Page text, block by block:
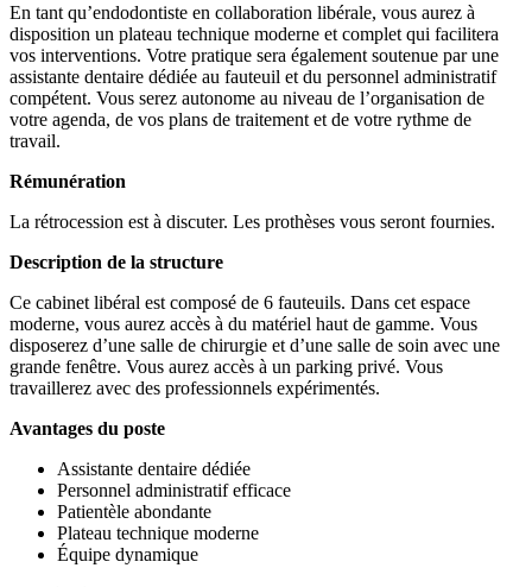
En tant qu’endodontiste en collaboration libérale, vous aurez à
disposition un plateau technique moderne et complet qui facilitera
vos interventions. Votre pratique sera également soutenue par une
assistante dentaire dédiée au fauteuil et du personnel administratif
compétent. Vous serez autonome au niveau de l’organisation de
votre agenda, de vos plans de traitement et de votre rythme de
travail.
Rémunération
La rétrocession est à discuter. Les prothèses vous seront fournies.
Description de la structure
Ce cabinet libéral est composé de 6 fauteuils. Dans cet espace
moderne, vous aurez accès à du matériel haut de gamme. Vous
disposerez d’une salle de chirurgie et d’une salle de soin avec une
grande fenêtre. Vous aurez accès à un parking privé. Vous
travaillerez avec des professionnels expérimentés.
Avantages du poste
Assistante dentaire dédiée
Personnel administratif efficace
Patientèle abondante
Plateau technique moderne
Équipe dynamique